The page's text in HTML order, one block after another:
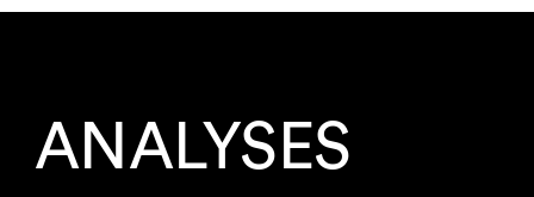
ANALYSES